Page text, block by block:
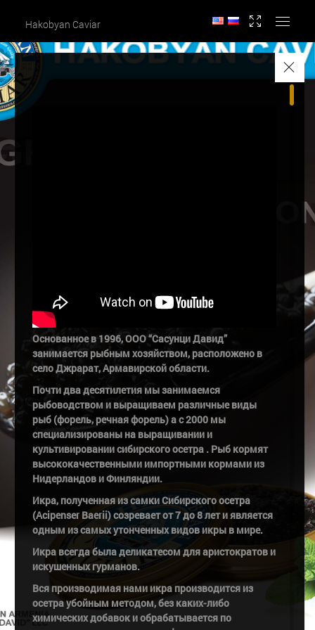
Hakobyan Caviar
Основанное в 1996, ООО “Сасунци Давид”
занимается рыбным хозяйством, расположено в
село Джрарат, Армавирской области.
Почти два десятилетия мы занимаемся
рыбоводством и выращиваем различные виды
рыб (форель, речная форель) а с 2000 мы
специализированы на выращивании и
культивировании сибирского осетра . Рыб кормят
высококачественными импортными кормами из
Нидерландов и Финляндии.
Икра, полученная из самки Сибирского осетра
(Acipenser Baerii) созревает от 7 до 8 лет и является
одным из самых утонченных видов икры в мире.
Икра всегда была деликатесом для аристократов и
искушенных гурманов.
Вся производимая нами икра производится из
осетра убойным методом, без каких-либо
химических добавок иобрабатывается по